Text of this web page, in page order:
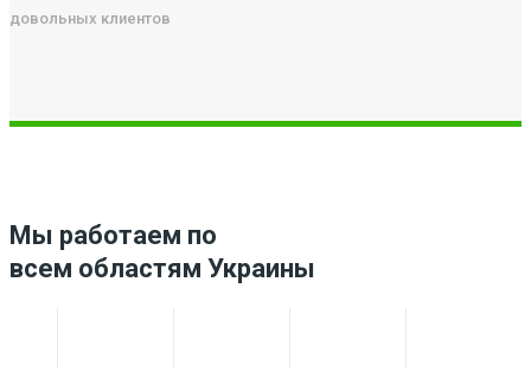
довольных клиентов
Мы работаем по
всем областям Украины